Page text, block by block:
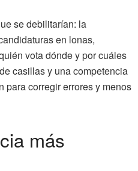
se debilitarían: la
en lonas,
vota dónde y por cuáles
casillas y una competencia
para corregir errores y menos
más